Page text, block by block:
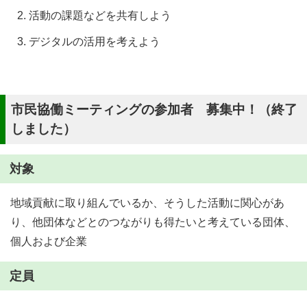
活動の課題などを共有しよう
デジタルの活用を考えよう
市民協働ミーティングの参加者 募集中！（終了
しました）
対象
地域貢献に取り組んでいるか、そうした活動に関心があ
り、他団体などとのつながりも得たいと考えている団体、
個人および企業
定員